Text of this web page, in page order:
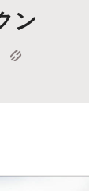
ら探す
ン